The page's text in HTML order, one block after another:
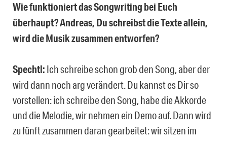
Wie funktioniert das Songwriting bei Euch
überhaupt? Andreas, Du schreibst die Texte allein,
wird die Musik zusammen entworfen?
Spechtl: Ich schreibe schon grob den Song, aber der
wird dann noch arg verändert. Du kannst es Dir so
vorstellen: ich schreibe den Song, habe die Akkorde
und die Melodie, wir nehmen ein Demo auf. Dann wird
zu fünft zusammen daran gearbeitet: wir sitzen im